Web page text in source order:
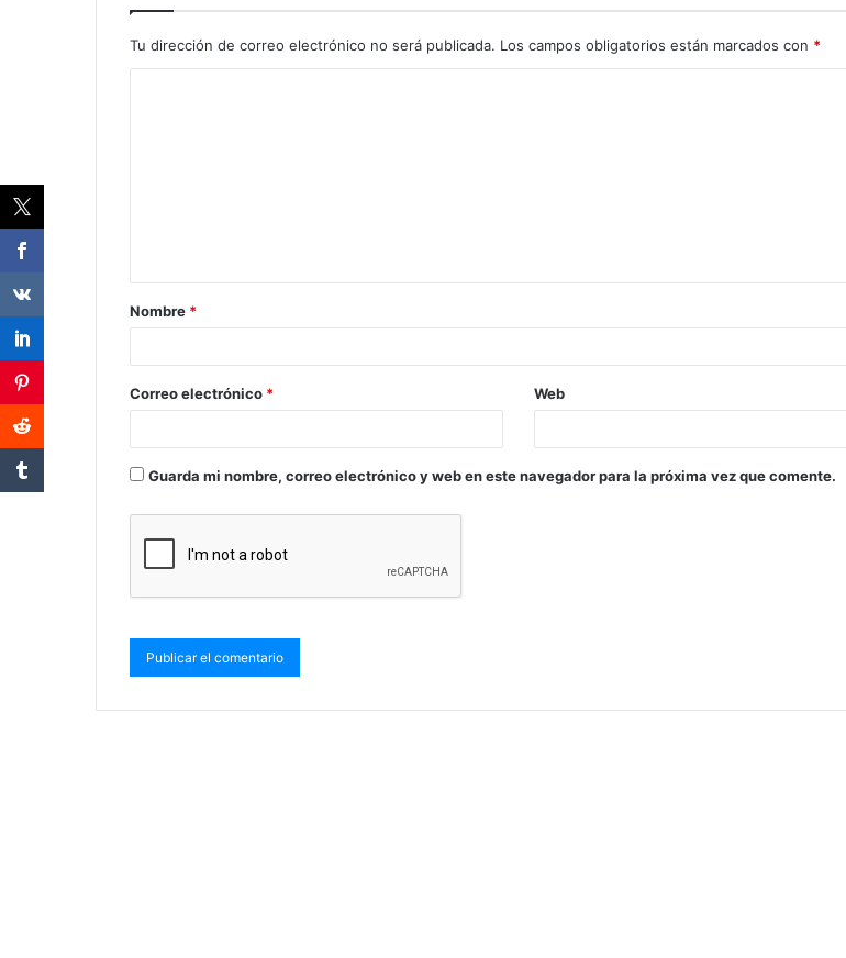
Tu dirección de correo electrónico no será publicada. Los campos obligatorios están marcados con *
Nombre *
Correo electrónico * Web
Guarda mi nombre, correo electrónico y web en este navegador para la próxima vez que comente.